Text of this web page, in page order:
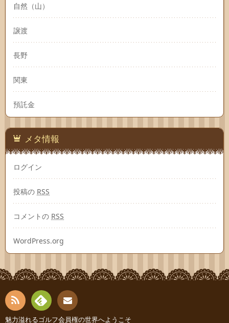
自然（山）
譲渡
長野
関東
預託金
メタ情報
ログイン
投稿の RSS
コメントの RSS
WordPress.org
魅力溢れるゴルフ会員権の世界へようこそ